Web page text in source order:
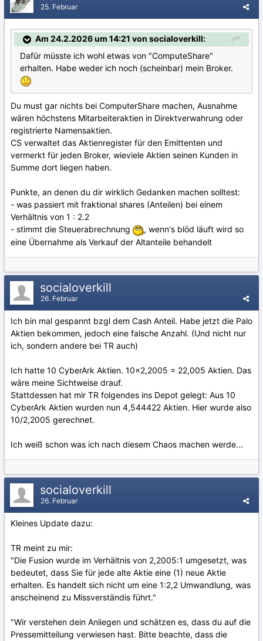
25. Februar
Am 24.2.2026 um 14:21 von socialoverkill:
Dafür müsste ich wohl etwas von "ComputeShare"
erhalten. Habe weder ich noch (scheinbar) mein Broker.
Du must gar nichts bei ComputerShare machen, Ausnahme
wären höchstens Mitarbeiteraktien in Direktverwahrung oder
registrierte Namensaktien.
CS verwaltet das Aktienregister für den Emittenten und
vermerkt für jeden Broker, wieviele Aktien seinen Kunden in
Summe dort liegen haben.
Punkte, an denen du dir wirklich Gedanken machen solltest:
- was passiert mit fraktional shares (Anteilen) bei einem
Verhältnis von 1 : 2.2
- stimmt die Steuerabrechnung
, wenn's blöd läuft wird so
eine Übernahme als Verkauf der Altanteile behandelt
socialoverkill
26. Februar
Ich bin mal gespannt bzgl dem Cash Anteil. Habe jetzt die Palo
Aktien bekommen, jedoch eine falsche Anzahl. (Und nicht nur
ich, sondern andere bei TR auch)
Ich hatte 10 CyberArk Aktien. 10x2,2005 = 22,005 Aktien. Das
wäre meine Sichtweise drauf.
Stattdessen hat mir TR folgendes ins Depot gelegt: Aus 10
CyberArk Aktien wurden nun 4,544422 Aktien. Hier wurde also
10/2,2005 gerechnet.
Ich weiß schon was ich nach diesem Chaos machen werde...
socialoverkill
26. Februar
Kleines Update dazu:
TR meint zu mir:
"Die Fusion wurde im Verhältnis von 2,2005:1 umgesetzt, was
bedeutet, dass Sie für jede alte Aktie eine (1) neue Aktie
erhalten. Es handelt sich nicht um eine 1:2,2 Umwandlung, was
anscheinend zu Missverständis führt."
"Wir verstehen dein Anliegen und schätzen es, dass du auf die
Pressemitteilung verwiesen hast. Bitte beachte, dass die